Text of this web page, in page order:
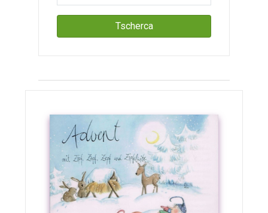
Tscherca